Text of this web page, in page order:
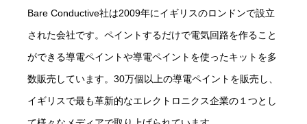
Bare Conductive社は2009年にイギリスのロンドンで設立
された会社です。ペイントするだけで電気回路を作ること
ができる導電ペイントや導電ペイントを使ったキットを多
数販売しています。30万個以上の導電ペイントを販売し、
イギリスで最も革新的なエレクトロニクス企業の１つとし